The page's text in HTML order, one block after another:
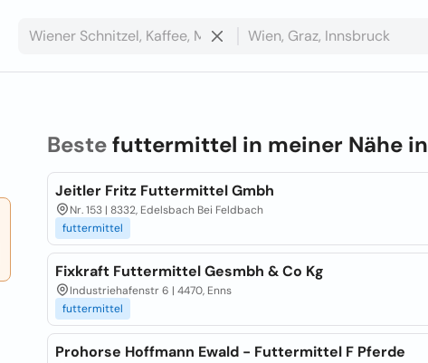
Bestefuttermittel in meiner Nähe in
Jeitler Fritz Futtermittel Gmbh
Nr. 153 | 8332, Edelsbach Bei Feldbach
futtermittel
Fixkraft Futtermittel Gesmbh & Co Kg
Industriehafenstr 6 | 4470, Enns
futtermittel
Prohorse Hoffmann Ewald - Futtermittel F Pferde